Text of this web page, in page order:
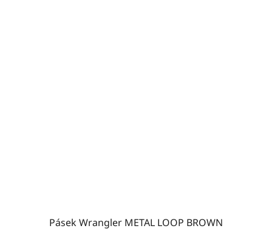
Pásek Wrangler METAL LOOP BROWN